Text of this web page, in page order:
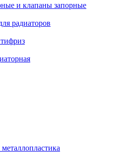
и клапаны запорные
радиаторов